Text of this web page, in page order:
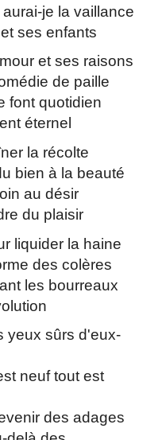
je la vaillance
ses enfants
et ses raisons
de paille
font quotidien
éternel
la récolte
bien à la beauté
au désir
du plaisir
liquider la haine
des colères
les bourreaux
yeux sûrs d'eux-
neuf tout est
des adages